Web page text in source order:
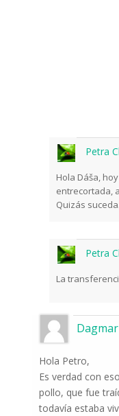
Petra
Hola Dáša,
entrecortada,
Quizás suceda.
Petra
La
Dagmar
Hola Petro,
Es verdad con
pollo, que fue
todavía estaba